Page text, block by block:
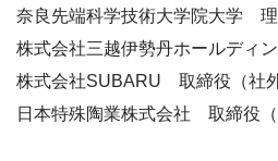
奈良先端科学技術大学院大学 理
株式会社三越伊勢丹ホールディ
株式会社SUBARU 取締役（社外
日本特殊陶業株式会社 取締役（